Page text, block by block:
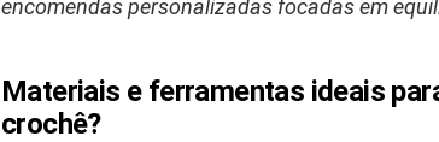
encomendas personalizadas focadas em
Materiais e ferramentas ideais
crochê?